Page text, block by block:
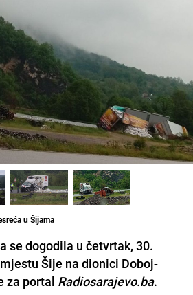
u Šijama
se dogodila u četvrtak, 30.
Šije na dionici Doboj-
za portal Radiosarajevo.ba.